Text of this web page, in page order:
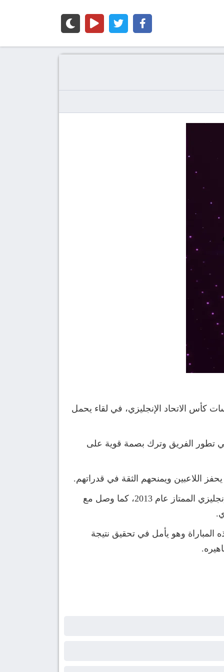
كأس الاتحاد الإنجليزي، في لقاء يحمل
الفريق وترك بصمة قوية على
اللاعبين ويمنحهم الثقة في قدراتهم.
شهدت مسيرة روسينيور في هال سيتي مشاركته في 161 مباراة، ورافق فريقه في الصعود إلى الدوري الإنجليزي الممتاز عام 2013، كما وصل مع
لتشيلسي في يناير 2026، ويعود إلى هال في هذه المباراة وهو يأمل في تحقيق نتيجة